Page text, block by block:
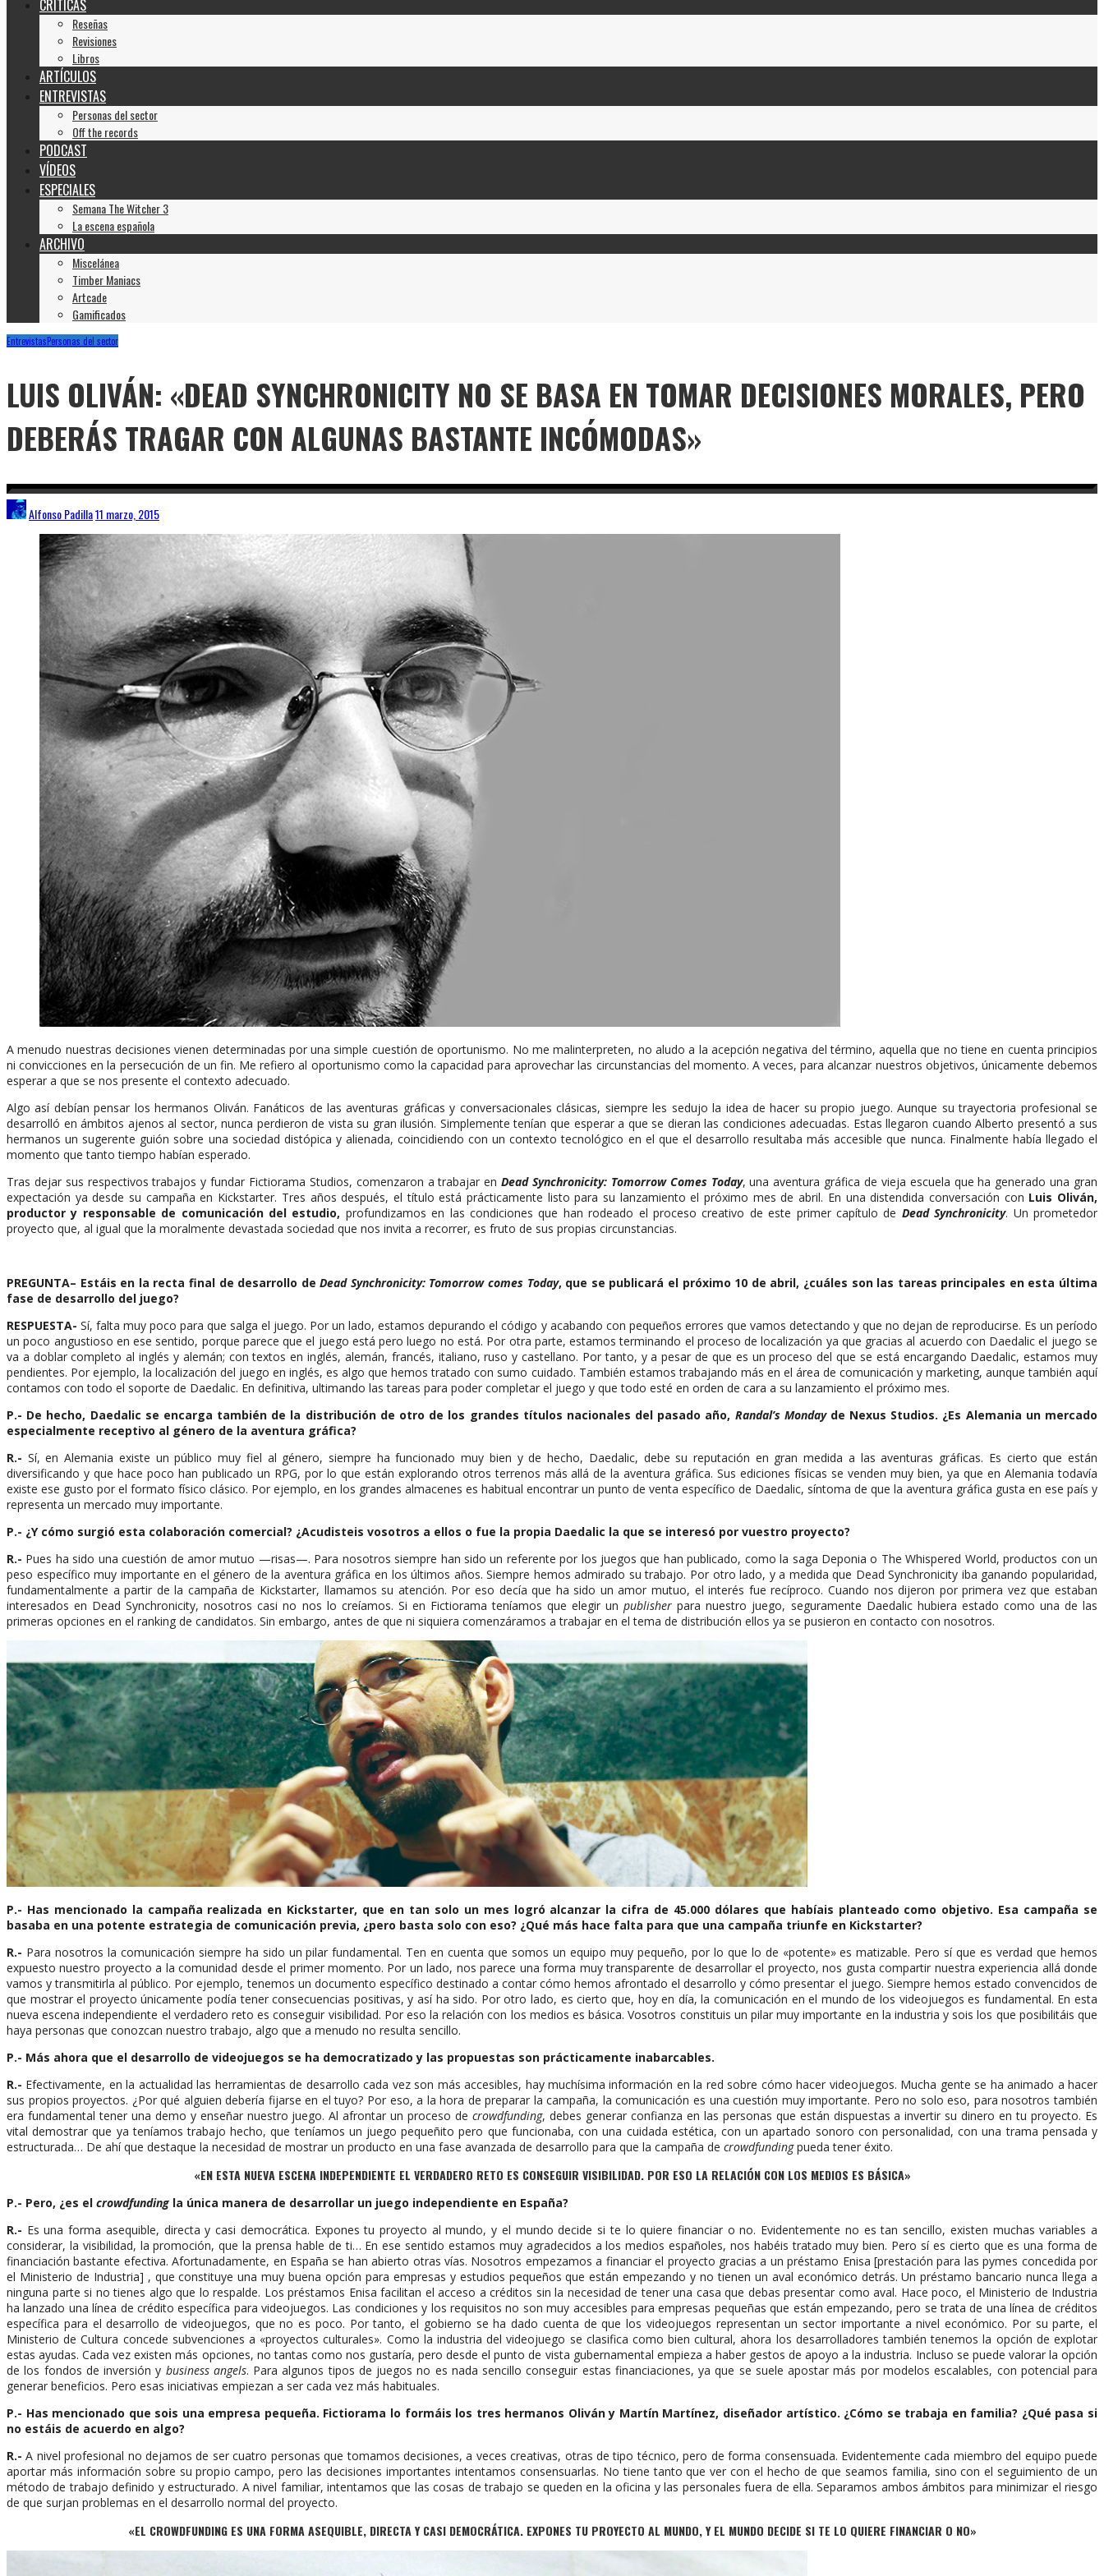
CRÍTICAS
Reseñas
Revisiones
Libros
ARTÍCULOS
ENTREVISTAS
Personas del sector
Off the records
PODCAST
VÍDEOS
ESPECIALES
Semana The Witcher 3
La escena española
ARCHIVO
Miscelánea
Timber Maniacs
Artcade
Gamificados
EntrevistasPersonas del sector
LUIS OLIVÁN: «DEAD SYNCHRONICITY NO SE BASA EN TOMAR DECISIONES MORALES, PERO
DEBERÁS TRAGAR CON ALGUNAS BASTANTE INCÓMODAS»
Alfonso Padilla11 marzo, 2015
A menudo nuestras decisiones vienen determinadas por una simple cuestión de oportunismo. No me malinterpreten, no aludo a la acepción negativa del término, aquella que no tiene en cuenta principios
ni convicciones en la persecución de un fin. Me refiero al oportunismo como la capacidad para aprovechar las circunstancias del momento. A veces, para alcanzar nuestros objetivos, únicamente debemos
esperar a que se nos presente el contexto adecuado.
Algo así debían pensar los hermanos Oliván. Fanáticos de las aventuras gráficas y conversacionales clásicas, siempre les sedujo la idea de hacer su propio juego. Aunque su trayectoria profesional se
desarrolló en ámbitos ajenos al sector, nunca perdieron de vista su gran ilusión. Simplemente tenían que esperar a que se dieran las condiciones adecuadas. Estas llegaron cuando Alberto presentó a sus
hermanos un sugerente guión sobre una sociedad distópica y alienada, coincidiendo con un contexto tecnológico en el que el desarrollo resultaba más accesible que nunca. Finalmente había llegado el
momento que tanto tiempo habían esperado.
Tras dejar sus respectivos trabajos y fundar Fictiorama Studios, comenzaron a trabajar enDead Synchronicity: Tomorrow Comes Today, una aventura gráfica de vieja escuela que ha generado una gran
expectación ya desde su campaña en Kickstarter. Tres años después, el título está prácticamente listo para su lanzamiento el próximo mes de abril. En una distendida conversación con Luis Oliván,
productor y responsable de comunicación del estudio, profundizamos en las condiciones que han rodeado el proceso creativo de este primer capítulo de Dead Synchronicity. Un prometedor
proyecto que, al igual que la moralmente devastada sociedad que nos invita a recorrer, es fruto de sus propias circunstancias.
PREGUNTA– Estáis en la recta final de desarrollo deDead Synchronicity: Tomorrow comes Today, que se publicará el próximo 10 de abril, ¿cuáles son las tareas principales en esta última
fase de desarrollo del juego?
RESPUESTA- Sí, falta muy poco para que salga el juego. Por un lado, estamos depurando el código y acabando con pequeños errores que vamos detectando y que no dejan de reproducirse. Es un período
un poco angustioso en ese sentido, porque parece que el juego está pero luego no está. Por otra parte, estamos terminando el proceso de localización ya que gracias al acuerdo con Daedalic el juego se
va a doblar completo al inglés y alemán; con textos en inglés, alemán, francés, italiano, ruso y castellano. Por tanto, y a pesar de que es un proceso del que se está encargando Daedalic, estamos muy
pendientes. Por ejemplo, la localización del juego en inglés, es algo que hemos tratado con sumo cuidado. También estamos trabajando más en el área de comunicación y marketing, aunque también aquí
contamos con todo el soporte de Daedalic. En definitiva, ultimando las tareas para poder completar el juego y que todo esté en orden de cara a su lanzamiento el próximo mes.
P.- De hecho, Daedalic se encarga también de la distribución de otro de los grandes títulos nacionales del pasado año, Randal’s Mondayde Nexus Studios. ¿Es Alemania un mercado
especialmente receptivo al género de la aventura gráfica?
R.- Sí, en Alemania existe un público muy fiel al género, siempre ha funcionado muy bien y de hecho, Daedalic, debe su reputación en gran medida a las aventuras gráficas. Es cierto que están
diversificando y que hace poco han publicado un RPG, por lo que están explorando otros terrenos más allá de la aventura gráfica. Sus ediciones físicas se venden muy bien, ya que en Alemania todavía
existe ese gusto por el formato físico clásico. Por ejemplo, en los grandes almacenes es habitual encontrar un punto de venta específico de Daedalic, síntoma de que la aventura gráfica gusta en ese país y
representa un mercado muy importante.
P.- ¿Y cómo surgió esta colaboración comercial? ¿Acudisteis vosotros a ellos o fue la propia Daedalic la que se interesó por vuestro proyecto?
R.- Pues ha sido una cuestión de amor mutuo —risas—. Para nosotros siempre han sido un referente por los juegos que han publicado, como la saga Deponia o The Whispered World, productos con un
peso específico muy importante en el género de la aventura gráfica en los últimos años. Siempre hemos admirado su trabajo. Por otro lado, y a medida que Dead Synchronicity iba ganando popularidad,
fundamentalmente a partir de la campaña de Kickstarter, llamamos su atención. Por eso decía que ha sido un amor mutuo, el interés fue recíproco. Cuando nos dijeron por primera vez que estaban
interesados en Dead Synchronicity, nosotros casi no nos lo creíamos. Si en Fictiorama teníamos que elegir unpublisher para nuestro juego, seguramente Daedalic hubiera estado como una de las
primeras opciones en el ranking de candidatos. Sin embargo, antes de que ni siquiera comenzáramos a trabajar en el tema de distribución ellos ya se pusieron en contacto con nosotros.
P.- Has mencionado la campaña realizada en Kickstarter, que en tan solo un mes logró alcanzar la cifra de 45.000 dólares que habíais planteado como objetivo. Esa campaña se
basaba en una potente estrategia de comunicación previa, ¿pero basta solo con eso? ¿Qué más hace falta para que una campaña triunfe en Kickstarter?
R.- Para nosotros la comunicación siempre ha sido un pilar fundamental. Ten en cuenta que somos un equipo muy pequeño, por lo que lo de «potente» es matizable. Pero sí que es verdad que hemos
expuesto nuestro proyecto a la comunidad desde el primer momento. Por un lado, nos parece una forma muy transparente de desarrollar el proyecto, nos gusta compartir nuestra experiencia allá donde
vamos y transmitirla al público. Por ejemplo, tenemos un documento específico destinado a contar cómo hemos afrontado el desarrollo y cómo presentar el juego. Siempre hemos estado convencidos de
que mostrar el proyecto únicamente podía tener consecuencias positivas, y así ha sido. Por otro lado, es cierto que, hoy en día, la comunicación en el mundo de los videojuegos es fundamental. En esta
nueva escena independiente el verdadero reto es conseguir visibilidad. Por eso la relación con los medios es básica. Vosotros constituis un pilar muy importante en la industria y sois los que posibilitáis que
haya personas que conozcan nuestro trabajo, algo que a menudo no resulta sencillo.
P.- Más ahora que el desarrollo de videojuegos se ha democratizado y las propuestas son prácticamente inabarcables.
R.- Efectivamente, en la actualidad las herramientas de desarrollo cada vez son más accesibles, hay muchísima información en la red sobre cómo hacer videojuegos. Mucha gente se ha animado a hacer
sus propios proyectos. ¿Por qué alguien debería fijarse en el tuyo? Por eso, a la hora de preparar la campaña, la comunicación es una cuestión muy importante. Pero no solo eso, para nosotros también
era fundamental tener una demo y enseñar nuestro juego. Al afrontar un proceso decrowdfunding, debes generar confianza en las personas que están dispuestas a invertir su dinero en tu proyecto. Es
vital demostrar que ya teníamos trabajo hecho, que teníamos un juego pequeñito pero que funcionaba, con una cuidada estética, con un apartado sonoro con personalidad, con una trama pensada y
estructurada… De ahí que destaque la necesidad de mostrar un producto en una fase avanzada de desarrollo para que la campaña de crowdfundingpueda tener éxito.
«EN ESTA NUEVA ESCENA INDEPENDIENTE EL VERDADERO RETO ES CONSEGUIR VISIBILIDAD. POR ESO LA RELACIÓN CON LOS MEDIOS ES BÁSICA»
P.- Pero, ¿es el crowdfunding la única manera de desarrollar un juego independiente en España?
R.- Es una forma asequible, directa y casi democrática. Expones tu proyecto al mundo, y el mundo decide si te lo quiere financiar o no. Evidentemente no es tan sencillo, existen muchas variables a
considerar, la visibilidad, la promoción, que la prensa hable de ti… En ese sentido estamos muy agradecidos a los medios españoles, nos habéis tratado muy bien. Pero sí es cierto que es una forma de
financiación bastante efectiva. Afortunadamente, en España se han abierto otras vías. Nosotros empezamos a financiar el proyecto gracias a un préstamo Enisa [prestación para las pymes concedida por
el Ministerio de Industria] , que constituye una muy buena opción para empresas y estudios pequeños que están empezando y no tienen un aval económico detrás. Un préstamo bancario nunca llega a
ninguna parte si no tienes algo que lo respalde. Los préstamos Enisa facilitan el acceso a créditos sin la necesidad de tener una casa que debas presentar como aval. Hace poco, el Ministerio de Industria
ha lanzado una línea de crédito específica para videojuegos. Las condiciones y los requisitos no son muy accesibles para empresas pequeñas que están empezando, pero se trata de una línea de créditos
específica para el desarrollo de videojuegos, que no es poco. Por tanto, el gobierno se ha dado cuenta de que los videojuegos representan un sector importante a nivel económico. Por su parte, el
Ministerio de Cultura concede subvenciones a «proyectos culturales». Como la industria del videojuego se clasifica como bien cultural, ahora los desarrolladores también tenemos la opción de explotar
estas ayudas. Cada vez existen más opciones, no tantas como nos gustaría, pero desde el punto de vista gubernamental empieza a haber gestos de apoyo a la industria. Incluso se puede valorar la opción
de los fondos de inversión y business angels. Para algunos tipos de juegos no es nada sencillo conseguir estas financiaciones, ya que se suele apostar más por modelos escalables, con potencial para
generar beneficios. Pero esas iniciativas empiezan a ser cada vez más habituales.
P.- Has mencionado que sois una empresa pequeña. Fictiorama lo formáis los tres hermanos Oliván y Martín Martínez, diseñador artístico. ¿Cómo se trabaja en familia? ¿Qué pasa si
no estáis de acuerdo en algo?
R.- A nivel profesional no dejamos de ser cuatro personas que tomamos decisiones, a veces creativas, otras de tipo técnico, pero de forma consensuada. Evidentemente cada miembro del equipo puede
aportar más información sobre su propio campo, pero las decisiones importantes intentamos consensuarlas. No tiene tanto que ver con el hecho de que seamos familia, sino con el seguimiento de un
método de trabajo definido y estructurado. A nivel familiar, intentamos que las cosas de trabajo se queden en la oficina y las personales fuera de ella. Separamos ambos ámbitos para minimizar el riesgo
de que surjan problemas en el desarrollo normal del proyecto.
«EL CROWDFUNDING ES UNA FORMA ASEQUIBLE, DIRECTA Y CASI DEMOCRÁTICA. EXPONES TU PROYECTO AL MUNDO, Y EL MUNDO DECIDE SI TE LO QUIERE FINANCIAR O NO»